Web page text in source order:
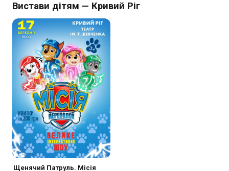
Вистави дітям — Кривий Ріг
Щенячий Патруль. Місія